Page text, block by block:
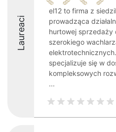
Laureaci
el12 to firma z
prowadząca
hurtowej
szerokiego
specjalizuje się w
kompleksowych
...